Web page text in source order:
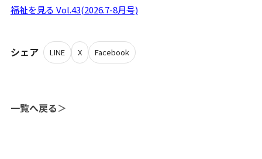
福祉を見る Vol.43(2026.7-8月号)
シェア LINE X Facebook
一覧へ戻る＞